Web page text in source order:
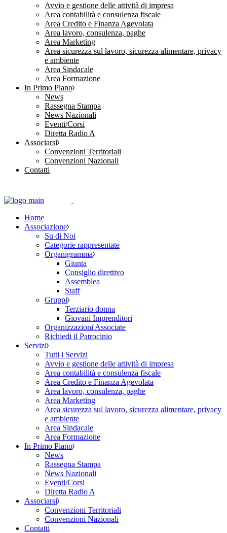
Avvio e gestione delle attività di impresa
Area contabilità e consulenza fiscale
Area Credito e Finanza Agevolata
Area lavoro, consulenza, paghe
Area Marketing
Area sicurezza sul lavoro, sicurezza alimentare, privacy
e ambiente
Area Sindacale
Area Formazione
In Primo Piano
News
Rassegna Stampa
News Nazionali
Eventi/Corsi
Diretta Radio A
Associarsi
Convenzioni Territoriali
Convenzioni Nazionali
Contatti
Home
Associazione
Su di Noi
Categorie rappresentate
Organigramma
Giunta
Consiglio direttivo
Assemblea
Staff
Gruppi
Terziario donna
Giovani Imprenditori
Organizzazioni Associate
Richiedi il Patrocinio
Servizi
Tutti i Servizi
Avvio e gestione delle attività di impresa
Area contabilità e consulenza fiscale
Area Credito e Finanza Agevolata
Area lavoro, consulenza, paghe
Area Marketing
Area sicurezza sul lavoro, sicurezza alimentare, privacy
e ambiente
Area Sindacale
Area Formazione
In Primo Piano
News
Rassegna Stampa
News Nazionali
Eventi/Corsi
Diretta Radio A
Associarsi
Convenzioni Territoriali
Convenzioni Nazionali
Contatti